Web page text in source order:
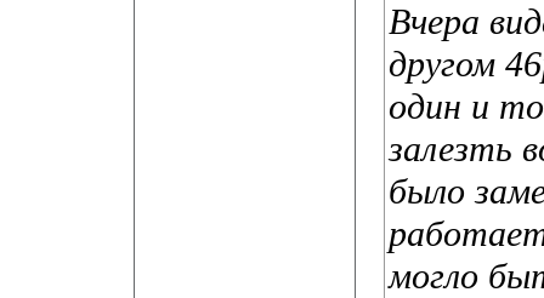
Вчера
другом
один и
залезть
было
могло